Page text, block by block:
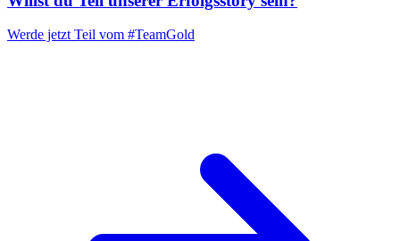
Werde jetzt Teil vom #TeamGold